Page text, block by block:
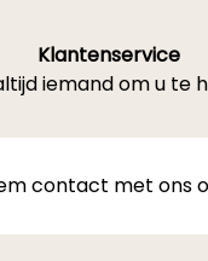
Klantenservice
iemand om u te
contact met ons